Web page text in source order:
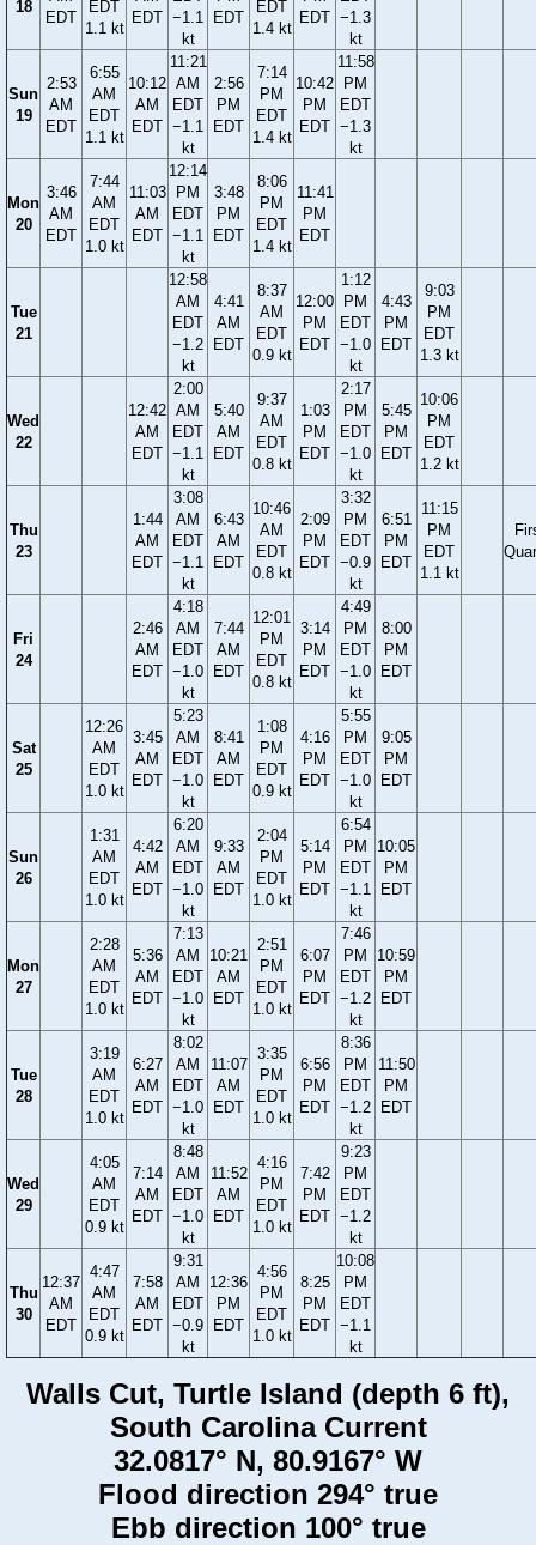
18
EDT
EDT
1.1 kt
EDT −1.1
kt
EDT
EDT
1.4 kt
EDT −1.3
kt
Sun
19
2:53
AM
EDT
6:55
AM
EDT
1.1 kt
10:12
AM
EDT
11:21
AM
EDT
−1.1
kt
2:56
PM
EDT
7:14
PM
EDT
1.4 kt
10:42
PM
EDT
11:58
PM
EDT
−1.3
kt
Mon
20
3:46
AM
EDT
7:44
AM
EDT
1.0 kt
11:03
AM
EDT
12:14
PM
EDT
−1.1
kt
3:48
PM
EDT
8:06
PM
EDT
1.4 kt
11:41
PM
EDT
Tue
21
12:58
AM
EDT
−1.2
kt
4:41
AM
EDT
8:37
AM
EDT
0.9 kt
12:00
PM
EDT
1:12
PM
EDT
−1.0
kt
4:43
PM
EDT
9:03
PM
EDT
1.3 kt
Wed
22
12:42
AM
EDT
2:00
AM
EDT
−1.1
kt
5:40
AM
EDT
9:37
AM
EDT
0.8 kt
1:03
PM
EDT
2:17
PM
EDT
−1.0
kt
5:45
PM
EDT
10:06
PM
EDT
1.2 kt
Thu
23
1:44
AM
EDT
3:08
AM
EDT
−1.1
kt
6:43
AM
EDT
10:46
AM
EDT
0.8 kt
2:09
PM
EDT
3:32
PM
EDT
−0.9
kt
6:51
PM
EDT
11:15
PM
EDT
1.1 kt
Fri
24
2:46
AM
EDT
4:18
AM
EDT
−1.0
kt
7:44
AM
EDT
12:01
PM
EDT
0.8 kt
3:14
PM
EDT
4:49
PM
EDT
−1.0
kt
8:00
PM
EDT
Sat
25
12:26
AM
EDT
1.0 kt
3:45
AM
EDT
5:23
AM
EDT
−1.0
kt
8:41
AM
EDT
1:08
PM
EDT
0.9 kt
4:16
PM
EDT
5:55
PM
EDT
−1.0
kt
9:05
PM
EDT
Sun
26
1:31
AM
EDT
1.0 kt
4:42
AM
EDT
6:20
AM
EDT
−1.0
kt
9:33
AM
EDT
2:04
PM
EDT
1.0 kt
5:14
PM
EDT
6:54
PM
EDT
−1.1
kt
10:05
PM
EDT
Mon
27
2:28
AM
EDT
1.0 kt
5:36
AM
EDT
7:13
AM
EDT
−1.0
kt
10:21
AM
EDT
2:51
PM
EDT
1.0 kt
6:07
PM
EDT
7:46
PM
EDT
−1.2
kt
10:59
PM
EDT
Tue
28
3:19
AM
EDT
1.0 kt
6:27
AM
EDT
8:02
AM
EDT
−1.0
kt
11:07
AM
EDT
3:35
PM
EDT
1.0 kt
6:56
PM
EDT
8:36
PM
EDT
−1.2
kt
11:50
PM
EDT
Wed
29
4:05
AM
EDT
0.9 kt
7:14
AM
EDT
8:48
AM
EDT
−1.0
kt
11:52
AM
EDT
4:16
PM
EDT
1.0 kt
7:42
PM
EDT
9:23
PM
EDT
−1.2
kt
Thu
30
12:37
AM
EDT
4:47
AM
EDT
0.9 kt
7:58
AM
EDT
9:31
AM
EDT
−0.9
kt
12:36
PM
EDT
4:56
PM
EDT
1.0 kt
8:25
PM
EDT
10:08
PM
EDT
−1.1
kt
Walls Cut, Turtle Island (depth 6 ft),
South Carolina Current
32.0817° N, 80.9167° W
Flood direction 294° true
Ebb direction 100° true